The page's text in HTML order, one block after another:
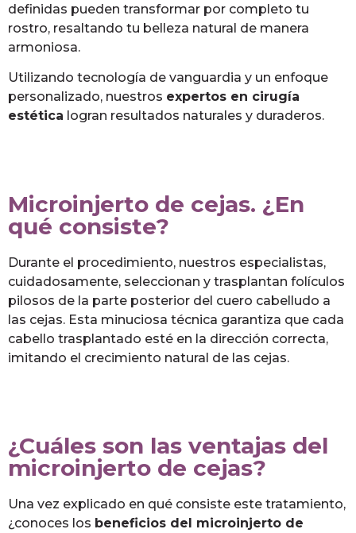
definidas pueden transformar por completo tu
rostro, resaltando tu belleza natural de manera
armoniosa.
Utilizando tecnología de vanguardia y un enfoque
personalizado, nuestros expertos en cirugía
estética logran resultados naturales y duraderos.
Microinjerto de cejas. ¿En
qué consiste?
Durante el procedimiento, nuestros especialistas,
cuidadosamente, seleccionan y trasplantan folículos
pilosos de la parte posterior del cuero cabelludo a
las cejas. Esta minuciosa técnica garantiza que cada
cabello trasplantado esté en la dirección correcta,
imitando el crecimiento natural de las cejas.
¿Cuáles son las ventajas del
microinjerto de cejas?
Una vez explicado en qué consiste este tratamiento,
¿conoces los beneficios del microinjerto de